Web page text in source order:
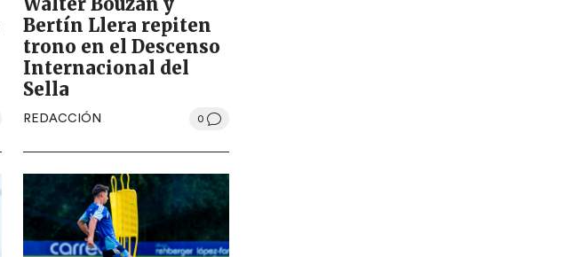
Bertín Llera repiten
trono en el Descenso
Internacional del
Sella
REDACCIÓN 0